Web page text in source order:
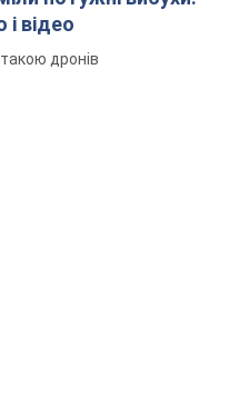
відео
дронів